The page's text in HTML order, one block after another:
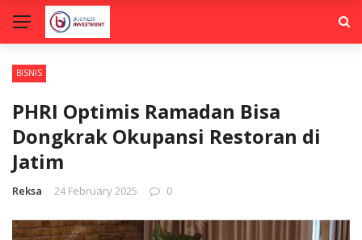
BISNIS
PHRI Optimis Ramadan Bisa
Dongkrak Okupansi Restoran di
Jatim
Reksa 24 February 2025 0